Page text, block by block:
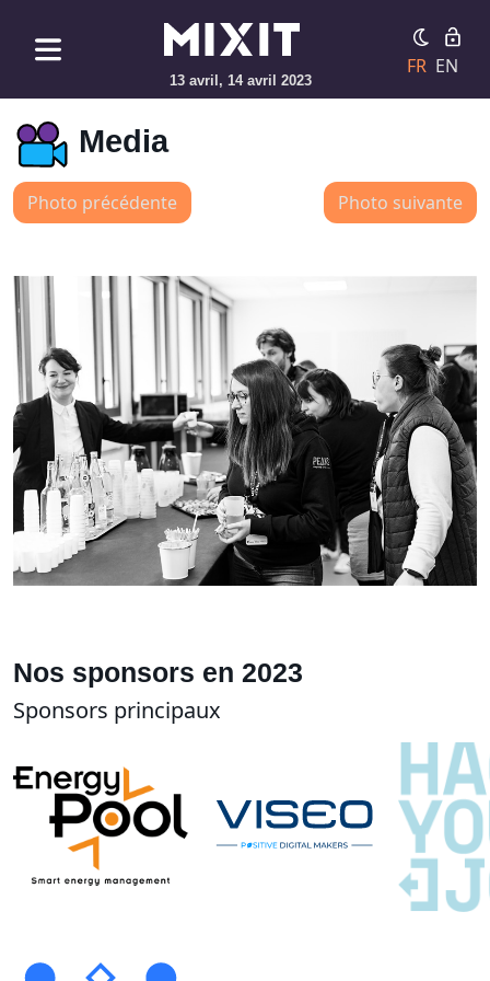
13 avril, 14 avril 2023
FR EN
Media
Photo précédente Photo suivante
Nos sponsors en 2023
Sponsors principaux